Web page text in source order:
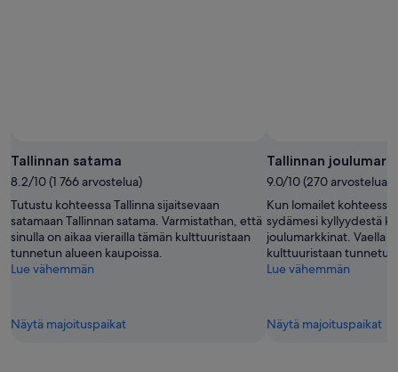
Tallinnan satama
8.2/10 (1 766 arvostelua)
Tutustu kohteessa Tallinna sijaitsevaan
satamaan Tallinnan satama. Varmistathan, että
sinulla on aikaa vierailla tämän kulttuuristaan
tunnetun alueen kaupoissa.
Lue vähemmän
Näytä majoituspaikat
Tallinnan
9.0/10 (270 arvostelua)
Kun lomailet
sydämesi kyllyydestä
joulumarkkinat. Vaella
kulttuuristaan tunnetun
Lue vähemmän
Näytä majoituspaikat